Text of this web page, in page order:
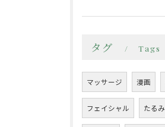
タグ Tags
マッサージ 漫画
フェイシャル たるみ